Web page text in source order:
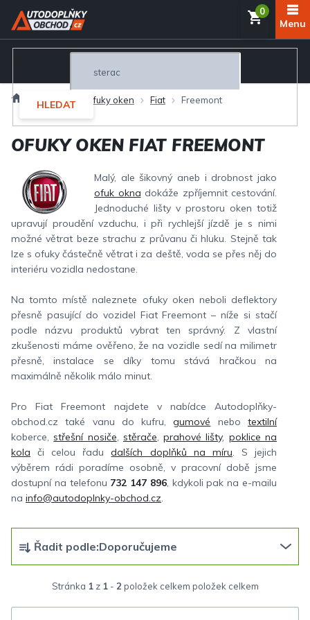
Přejít
obsah
HLEDAT
Exteriér Ofuky oken Fiat Freemont
OFUKY OKEN FIAT FREEMONT
Malý, ale šikovný aneb i drobnost jako
ofuk okna dokáže zpříjemnit cestování.
Jednoduché lišty v prostoru oken totiž
upravují proudění vzduchu, i při rychlejší jízdě je s nimi
možné větrat beze strachu z průvanu či hluku. Stejně tak
lze s ofuky částečně větrat i za deště, voda se přes něj do
interiéru vozidla nedostane.
Na tomto místě naleznete ofuky oken neboli deflektory
přesně pasující do vozidel Fiat Freemont – níže si stačí
podle názvu produktů vybrat ten správný. Z vlastní
zkušenosti máme ověřeno, že na vozidle sedí na milimetr
přesně, instalace se díky tomu stává hračkou na
maximálně několik málo minut.
Pro Fiat Freemont najdete v nabídce Autodoplňky-
obchod.cz také vanu do kufru,gumové nebotextilní
koberce,střešní nosiče, stěrače,prahové lišty, poklice na
kola či celou řadudalších doplňků na míru. S jejich
výběrem rádi poradíme osobně, v pracovní době jsme
dostupní na telefonu 732 147 896, kdykoli pak na e-mailu
na info@autodoplnky-obchod.cz.
Stránka 1z 1- 2 položek celkem
a
e
Řadit podle:Doporučujeme